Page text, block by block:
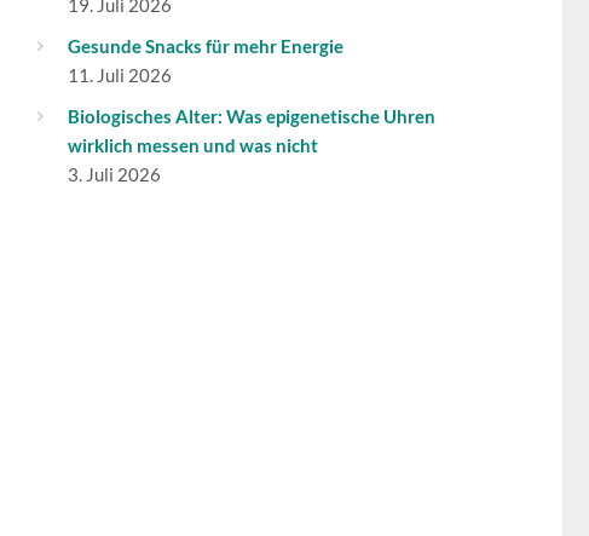
19. Juli 2026
Gesunde Snacks für mehr Energie
11. Juli 2026
Biologisches Alter: Was epigenetische Uhren
wirklich messen und was nicht
3. Juli 2026